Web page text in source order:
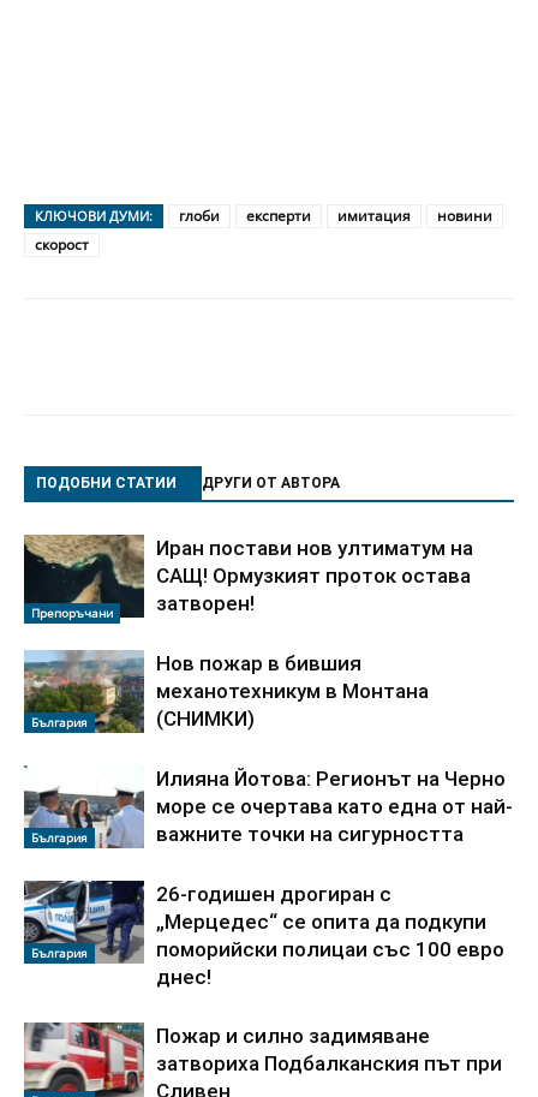
КЛЮЧОВИ ДУМИ: глоби експерти имитация
новини
скорост
ПОДОБНИ СТАТИИ ДРУГИ ОТ АВТОРА
Препоръчани
Иран постави нов ултиматум на
САЩ! Ормузкият проток остава
затворен!
България
Нов пожар в бившия
механотехникум в Монтана
(СНИМКИ)
България
Илияна Йотова: Регионът на Черно
море се очертава като една от най-
важните точки на сигурността
България
26-годишен дрогиран с
„Мерцедес“ се опита да подкупи
поморийски полицаи със 100 евро
днес!
Пожар и силно задимяване
затвориха Подбалканския път при
Сливен